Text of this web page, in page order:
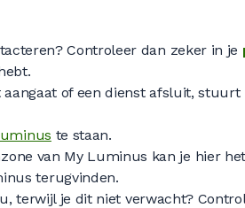
Controleer dan zeker in je
of een dienst afsluit,
te staan.
van My Luminus kan je hier
terugvinden.
terwijl je dit niet verwacht?